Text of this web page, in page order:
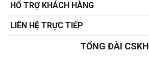
HỔ TRỢ KHÁCH HÀNG
LIÊN HỆ TRỰC TIẾP
TỔNG ĐÀI CSKH